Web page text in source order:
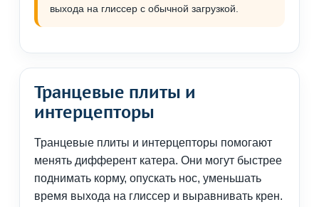
выхода на глиссер с обычной загрузкой.
Транцевые плиты и
интерцепторы
Транцевые плиты и интерцепторы помогают
менять дифферент катера. Они могут быстрее
поднимать корму, опускать нос, уменьшать
время выхода на глиссер и выравнивать крен.